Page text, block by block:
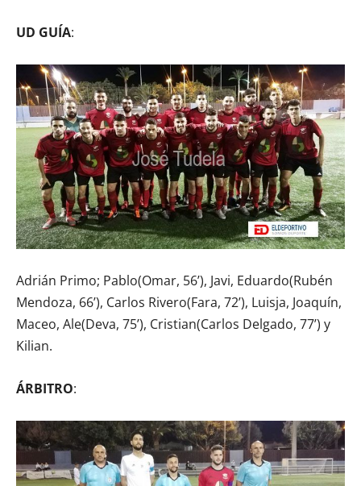
UD GUÍA:
Adrián Primo; Pablo(Omar, 56’), Javi, Eduardo(Rubén
Mendoza, 66’), Carlos Rivero(Fara, 72’), Luisja, Joaquín,
Maceo, Ale(Deva, 75’), Cristian(Carlos Delgado, 77’) y
Kilian.
ÁRBITRO: